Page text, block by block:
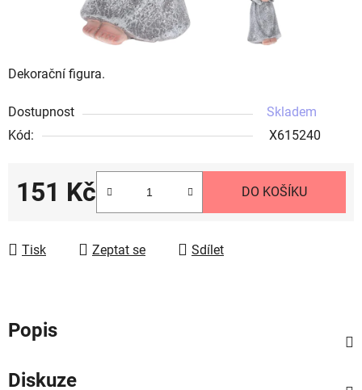
Dekorační figura.
Dostupnost
Skladem
Kód:
X615240
151 Kč DO KOŠÍKU
Tisk Zeptat se Sdílet
Popis
Diskuze